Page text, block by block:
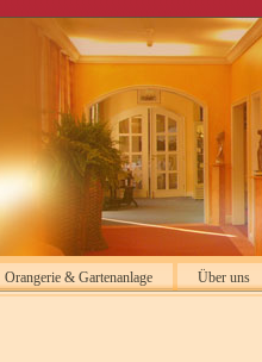
Orangerie & Gartenanlage Über uns